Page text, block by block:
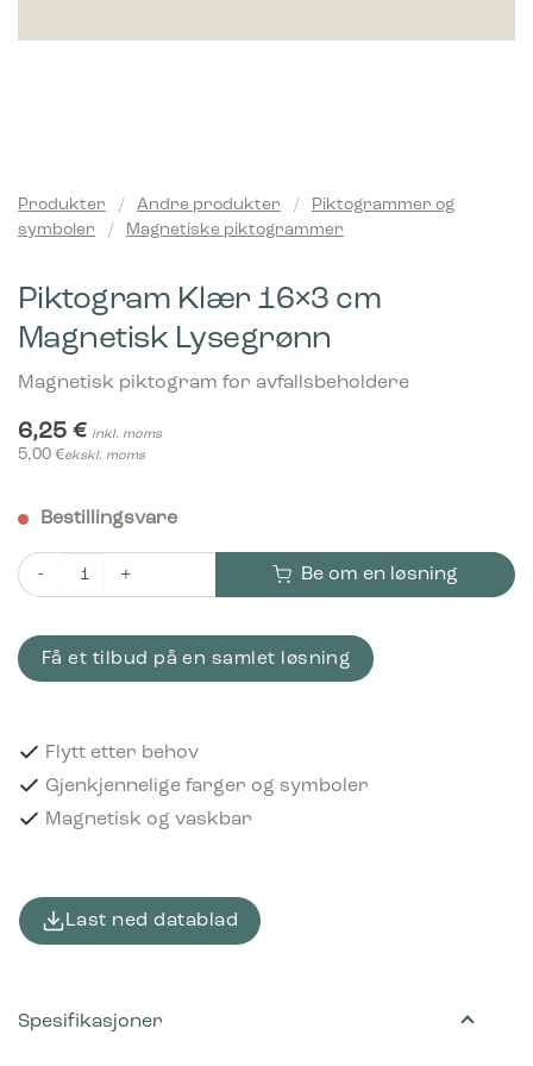
Produkter / Andre produkter /
Piktogrammer og
symboler
/ Magnetiske piktogrammer
Piktogram Klær 16×3 cm
Magnetisk Lysegrønn
Magnetisk piktogram for avfallsbeholdere
6,25 € inkl. moms
5,00 €ekskl. moms
Bestillingsvare
Piktogram Klær 16x3 cm Magnetisk Lysegrønn antall
Be om en løsning
Få et tilbud på en samlet løsning
Flytt etter behov
Gjenkjennelige farger og symboler
Magnetisk og vaskbar
Last ned datablad
Spesifikasjoner